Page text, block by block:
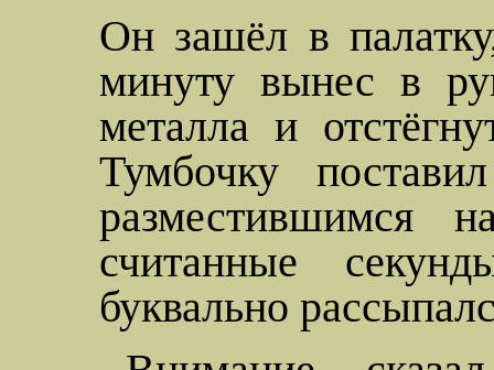
Он зашёл в
минуту вынес в
металла и
Тумбочку
разместившимся
считанные
буквально